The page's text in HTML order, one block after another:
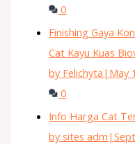
0
Finishing Gaya
Cat Kayu Kuas
by Felichyta | May
0
Info Harga Cat
by sites adm |